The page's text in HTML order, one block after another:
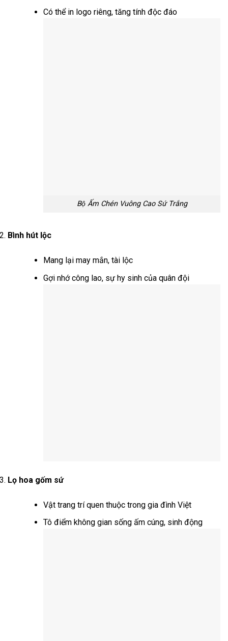
Có thể in logo riêng, tăng tính độc đáo
Bộ Ấm Chén Vuông Cao Sứ Trắng
Bình hút lộc
Mang lại may mắn, tài lộc
Gợi nhớ công lao, sự hy sinh của quân đội
Lọ hoa gốm sứ
Vật trang trí quen thuộc trong gia đình Việt
Tô điểm không gian sống ấm cúng, sinh động